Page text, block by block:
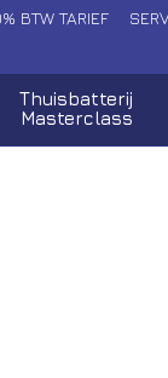
BTW TARIEF
Thuisbatterij
Masterclass